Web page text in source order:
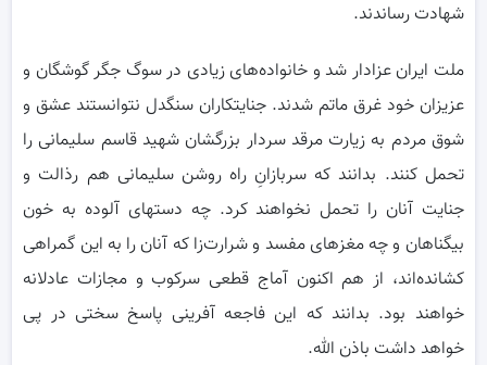
شهادت رساندند.
ملت ایران عزادار شد و خانواده‌های زیادی در سوگ جگر گوشگان و
عزیزان خود غرق ماتم شدند. جنایتکاران سنگدل نتوانستند عشق و
شوق مردم به زیارت مرقد سردار بزرگشان شهید قاسم سلیمانی را
تحمل کنند. بدانند که سربازانِ راه روشن سلیمانی هم رذالت و
جنایت آنان را تحمل نخواهند کرد. چه دستهای آلوده به خون
بیگناهان و چه مغزهای مفسد و شرارت‌زا که آنان را به این گمراهی
کشانده‌اند، از هم اکنون آماج قطعی سرکوب و مجازات عادلانه
خواهند بود. بدانند که این فاجعه آفرینی پاسخ سختی در پی
خواهد داشت باذن الله.